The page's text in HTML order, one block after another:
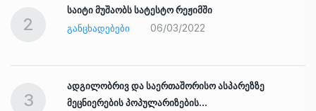
2
საიტი მუშაობს სატესტო რეჟიმში
ᲒᲐᲜᲪᲮᲐᲓᲔᲑᲔᲑᲘ
06/03/2022
3
ადგილობრივ და საერთაშორისო ასპარეზზე
მეცნიერების პოპულარიზების…